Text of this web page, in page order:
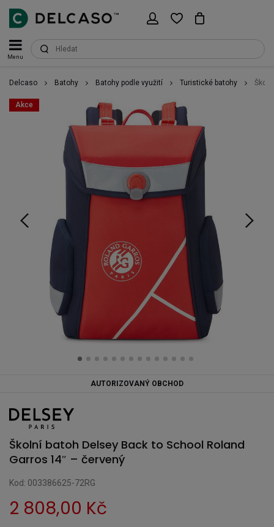
Menu
Delcaso Batohy Batohy podle využití Turistické batohy
Akce
AUTORIZOVANÝ OBCHOD
Školní batoh Delsey Back to School Roland
Garros 14″ – červený
Kod: 003386625-72RG
2 808,00 Kč